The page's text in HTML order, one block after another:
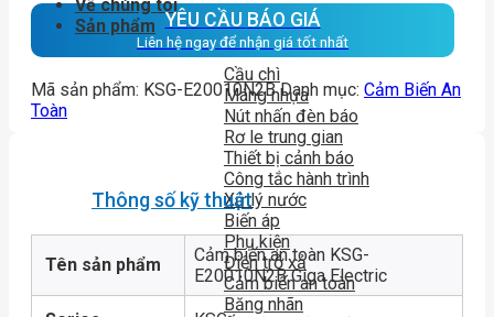
Về chúng tôi
Sản phẩm
Cầu chì
Máng nhựa
Nút nhấn đèn báo
Rơ le trung gian
Thiết bị cảnh báo
Công tắc hành trình
Xử lý nước
Biến áp
Phụ kiện
Điện trở xả
Cảm biến an toàn
Băng nhãn
YÊU CẦU BÁO GIÁ
Liên hệ ngay để nhận giá tốt nhất
Mã sản phẩm: KSG-E20010N2B Danh mục: Cảm Biến An
Toàn
Thông số kỹ thuật
Tên sản phẩm
Cảm biến an toàn KSG-
E20010N2B Giga Electric